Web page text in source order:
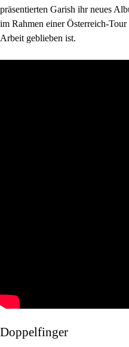
präsentierten Garish ihr neues
im Rahmen einer Österreich-
Arbeit geblieben ist.
Doppelfinger